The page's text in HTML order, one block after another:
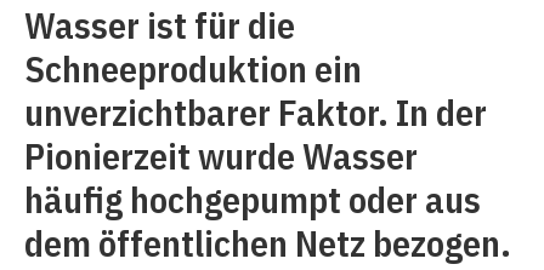
Wasser ist für die
Schneeproduktion ein
unverzichtbarer Faktor. In der
Pionierzeit wurde Wasser
häufig hochgepumpt oder aus
dem öffentlichen Netz bezogen.